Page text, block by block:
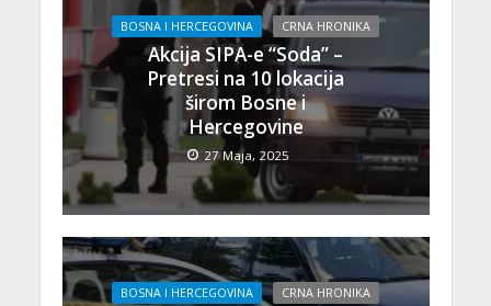
BOSNA I HERCEGOVINA CRNA HRONIKA
Akcija SIPA-e “Soda” –
Pretresi na 10 lokacija
širom Bosne i
Hercegovine
27 Maja, 2025
BOSNA I HERCEGOVINA CRNA HRONIKA